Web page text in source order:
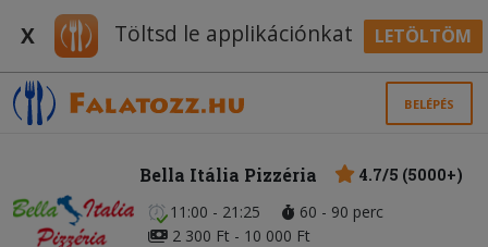
X Töltsd le applikációnkat LETÖLTÖM
BELÉPÉS
Bella Itália Pizzéria
4.7/5 (5000+)
11:00 - 21:25
60 - 90 perc
2 300 Ft - 10 000 Ft